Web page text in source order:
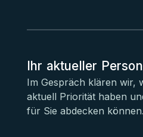
Ihr aktueller
Im Gespräch klären wir,
aktuell Priorität haben
für Sie abdecken können.